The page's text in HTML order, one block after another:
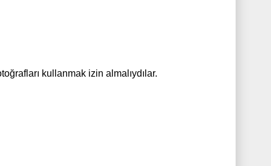
kullanmak izin almalıydılar.